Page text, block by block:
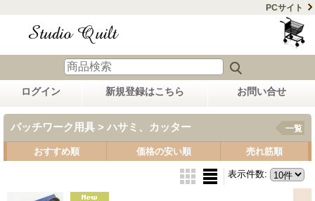
PCサイト
ログイン 新規登録はこちら お問い合せ
パッチワーク用具 > ハサミ、カッター 一覧
おすすめ順 価格の安い順 売れ筋順
表示件数: